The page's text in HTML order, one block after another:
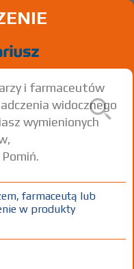
i farmaceutów
widocznego
wymienionych
farmaceutą lub
w produkty